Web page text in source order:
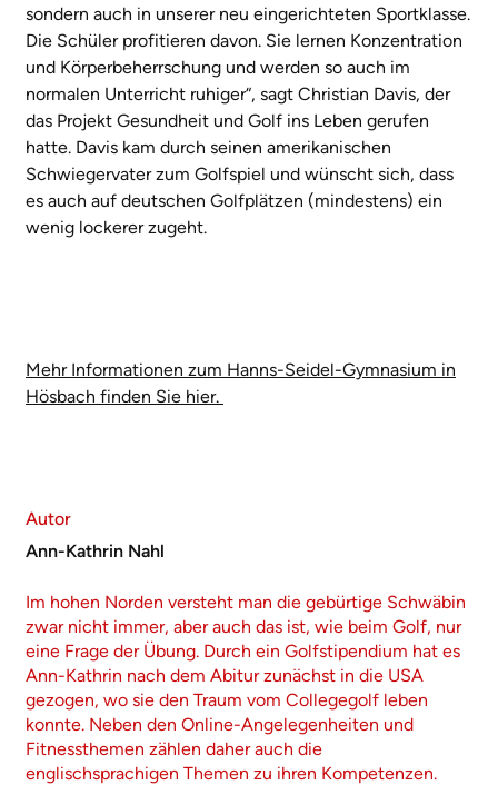
sondern auch in unserer neu eingerichteten Sportklasse.
Die Schüler profitieren davon. Sie lernen Konzentration
und Körperbeherrschung und werden so auch im
normalen Unterricht ruhiger“, sagt Christian Davis, der
das Projekt Gesundheit und Golf ins Leben gerufen
hatte. Davis kam durch seinen amerikanischen
Schwiegervater zum Golfspiel und wünscht sich, dass
es auch auf deutschen Golfplätzen (mindestens) ein
wenig lockerer zugeht.
Mehr Informationen zum Hanns-Seidel-Gymnasium in
Hösbach finden Sie hier.
Autor
Ann-Kathrin Nahl
Im hohen Norden versteht man die gebürtige Schwäbin
zwar nicht immer, aber auch das ist, wie beim Golf, nur
eine Frage der Übung. Durch ein Golfstipendium hat es
Ann-Kathrin nach dem Abitur zunächst in die USA
gezogen, wo sie den Traum vom Collegegolf leben
konnte. Neben den Online-Angelegenheiten und
Fitnessthemen zählen daher auch die
englischsprachigen Themen zu ihren Kompetenzen.